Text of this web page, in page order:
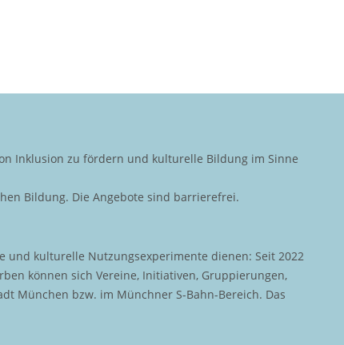
Inklusion zu fördern und kulturelle Bildung im Sinne
Bildung. Die Angebote sind barrierefrei.
und kulturelle Nutzungsexperimente dienen: Seit 2022
können sich Vereine, Initiativen, Gruppierungen,
München bzw. im Münchner S-Bahn-Bereich. Das